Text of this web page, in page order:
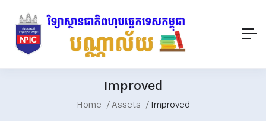
Improved
Home Assets Improved